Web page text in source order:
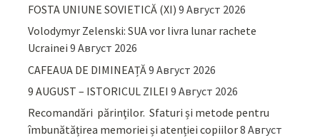
FOSTA UNIUNE SOVIETICĂ (XI) 9 Август 2026
Volodymyr Zelenski: SUA vor livra lunar rachete
Ucrainei 9 Август 2026
CAFEAUA DE DIMINEAȚĂ9 Август 2026
9 AUGUST – ISTORICUL ZILEI 9 Август 2026
Recomandări părinţilor. Sfaturi și metode pentru
îmbunătățirea memoriei și atenției copiilor8 Август